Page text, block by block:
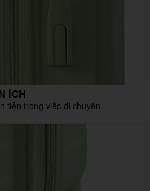
ÍCH
tiện trong việc di chuyển